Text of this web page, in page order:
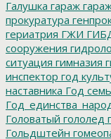
Галушка гараж
прокуратура
гериатрия ГЖИ
сооружения
ситуация гимназия
инспектор год
наставника Год
Головатый гололед
Гольдштейн